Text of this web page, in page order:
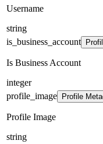
Username
string
is_business_account
Is Business Account
integer
profile_image
Profile
Profile Image
string